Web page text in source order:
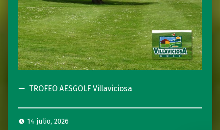
TROFEO AESGOLF Villaviciosa
14 julio, 2026